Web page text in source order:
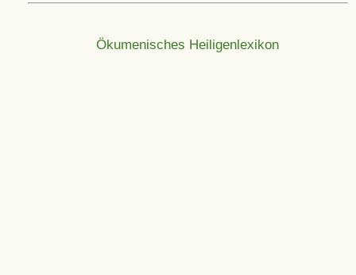
Ökumenisches Heiligenlexikon